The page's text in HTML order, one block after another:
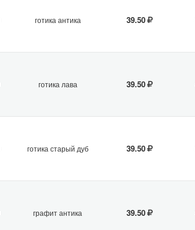
готика антика 39.50
готика лава 39.50
готика старый дуб 39.50
графит антика 39.50